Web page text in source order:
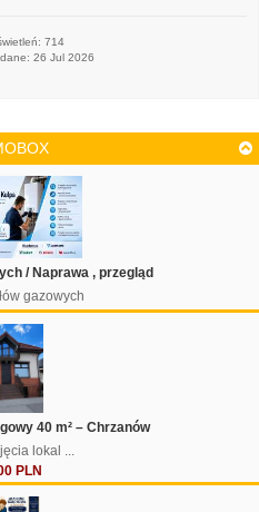
714
26 Jul 2026
/ Naprawa , przegląd
gazowych
40 m² – Chrzanów
lokal ...
PLN